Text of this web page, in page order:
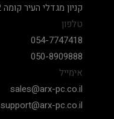
קניון מגדלי העיר קומה 2, שדרות יעקב 50, ראשון לציון.
טלפון
054-7747418
050-8909888
אימייל
sales@arx-pc.co.il
support@arx-pc.co.il